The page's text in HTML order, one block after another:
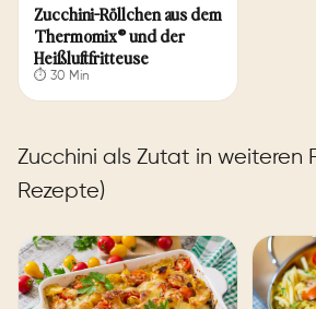
Zucchini-Röllchen aus dem
Thermomix® und der
Heißluftfritteuse
⏱ 30 Min
Zucchini als Zutat in weiteren
Rezepte)